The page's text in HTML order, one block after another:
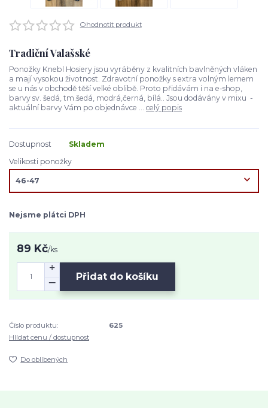
Ohodnotit produkt
Tradiční Valašské
Ponožky Knebl Hosiery jsou vyráběny z kvalitních bavlněných vláken
a mají vysokou životnost. Zdravotní ponožky s extra volným lemem
se u nás v obchodě těší velké oblibě. Proto přidávám i na e-shop,
barvy sv. šedá, tm.šedá, modrá,černá, bílá.. Jsou dodávány v mixu -
aktuální barvy Vám po objednávce ... celý popis
Dostupnost
Skladem
Velikosti ponožky
Nejsme plátci DPH
89 Kč/ks
Přidat do košíku
Číslo produktu:
625
Hlídat cenu / dostupnost
Do oblíbených